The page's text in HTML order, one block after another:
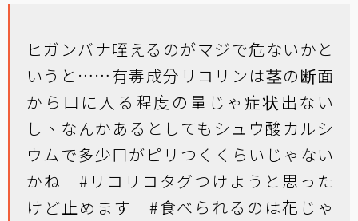
ヒガンバナ咥えるのがマジで危ないかと
いうと……有毒成分リコリンは茎の断面
から口に入る程度の量じゃ症状出ない
し、なんかあるとしてもシュウ酸カルシ
ウムで多少口がピリつくくらいじゃない
かね #リコリコタグつけようと思った
けど止めます
#食べられるのは花じゃ